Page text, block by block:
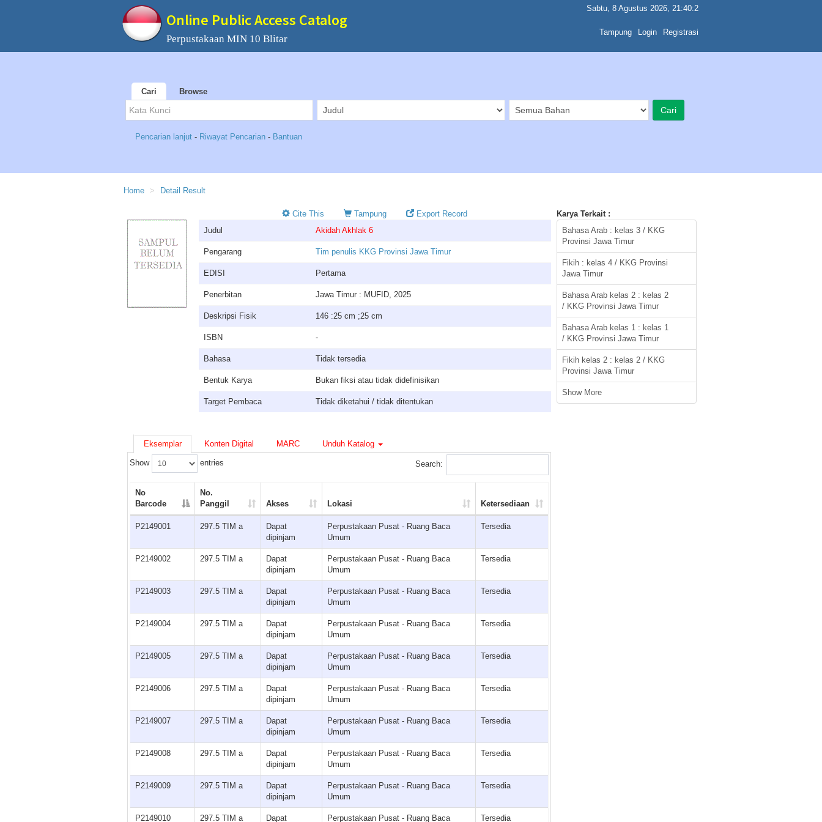
Online Public Access Catalog
Perpustakaan MIN 10 Blitar
Sabtu, 8 Agustus 2026, 21:40:2
Tampung Login Registrasi
Cari Browse
Pencarian lanjut - Riwayat Pencarian - Bantuan
Home Detail Result
Cite This Tampung
Export Record
Judul
Akidah Akhlak 6
Pengarang Tim penulis KKG Provinsi Jawa Timur
EDISI Pertama
Penerbitan Jawa Timur : MUFID, 2025
Deskripsi Fisik 146 :25 cm ;25 cm
ISBN -
Bahasa Tidak tersedia
Bentuk Karya Bukan fiksi atau tidak didefinisikan
Target Pembaca Tidak diketahui / tidak ditentukan
Eksemplar Konten Digital MARC Unduh Katalog
Show entries Search:
No
Barcode
No.
Panggil
Akses Lokasi Ketersediaan
P2149001 297.5 TIM a
Dapat
dipinjam
Perpustakaan Pusat - Ruang Baca
Umum
Tersedia
P2149002 297.5 TIM a
Dapat
dipinjam
Perpustakaan Pusat - Ruang Baca
Umum
Tersedia
P2149003 297.5 TIM a
Dapat
dipinjam
Perpustakaan Pusat - Ruang Baca
Umum
Tersedia
P2149004 297.5 TIM a
Dapat
dipinjam
Perpustakaan Pusat - Ruang Baca
Umum
Tersedia
P2149005 297.5 TIM a
Dapat
dipinjam
Perpustakaan Pusat - Ruang Baca
Umum
Tersedia
P2149006 297.5 TIM a
Dapat
dipinjam
Perpustakaan Pusat - Ruang Baca
Umum
Tersedia
P2149007 297.5 TIM a
Dapat
dipinjam
Perpustakaan Pusat - Ruang Baca
Umum
Tersedia
P2149008 297.5 TIM a
Dapat
dipinjam
Perpustakaan Pusat - Ruang Baca
Umum
Tersedia
P2149009 297.5 TIM a
Dapat
dipinjam
Perpustakaan Pusat - Ruang Baca
Umum
Tersedia
P2149010 297.5 TIM a Dapat Perpustakaan Pusat - Ruang Baca Tersedia
Karya Terkait :
Bahasa Arab : kelas 3 / KKG
Provinsi Jawa Timur
Fikih : kelas 4 / KKG Provinsi
Jawa Timur
Bahasa Arab kelas 2 : kelas 2
/ KKG Provinsi Jawa Timur
Bahasa Arab kelas 1 : kelas 1
/ KKG Provinsi Jawa Timur
Fikih kelas 2 : kelas 2 / KKG
Provinsi Jawa Timur
Show More